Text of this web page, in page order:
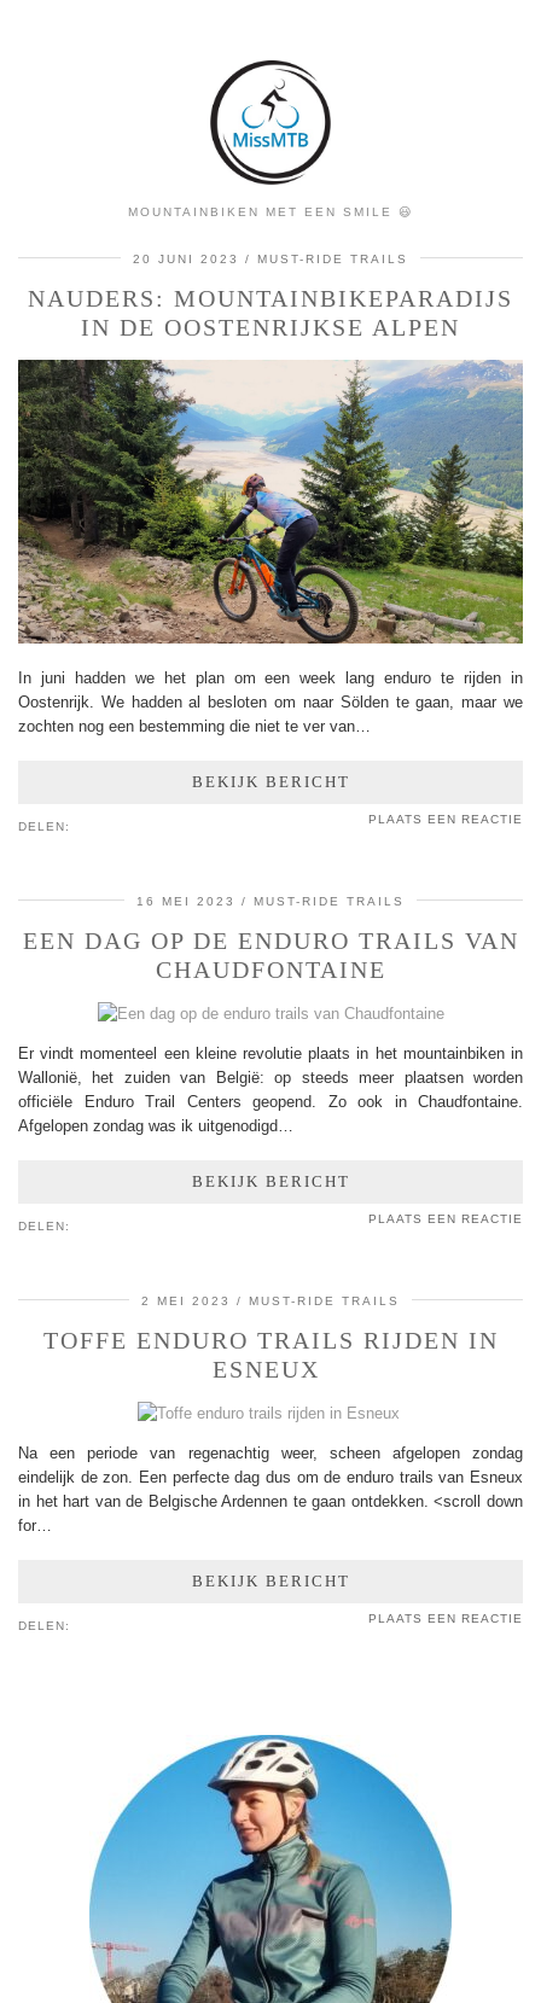
MOUNTAINBIKEN MET EEN SMILE 😃
20 JUNI 2023 MUST-RIDE TRAILS
NAUDERS: MOUNTAINBIKEPARADIJS
IN DE OOSTENRIJKSE ALPEN
In juni hadden we het plan om een week lang enduro te rijden in
Oostenrijk. We hadden al besloten om naar Sölden te gaan, maar we
zochten nog een bestemming die niet te ver van…
BEKIJK BERICHT
DELEN:
PLAATS EEN REACTIE
16 MEI 2023 MUST-RIDE TRAILS
EEN DAG OP DE ENDURO TRAILS VAN
CHAUDFONTAINE
Er vindt momenteel een kleine revolutie plaats in het mountainbiken in
Wallonië, het zuiden van België: op steeds meer plaatsen worden
officiële Enduro Trail Centers geopend. Zo ook in Chaudfontaine.
Afgelopen zondag was ik uitgenodigd…
BEKIJK BERICHT
DELEN:
PLAATS EEN REACTIE
2 MEI 2023 MUST-RIDE TRAILS
TOFFE ENDURO TRAILS RIJDEN IN
ESNEUX
Na een periode van regenachtig weer, scheen afgelopen zondag
eindelijk de zon. Een perfecte dag dus om de enduro trails van Esneux
in het hart van de Belgische Ardennen te gaan ontdekken. <scroll down
for…
BEKIJK BERICHT
DELEN:
PLAATS EEN REACTIE